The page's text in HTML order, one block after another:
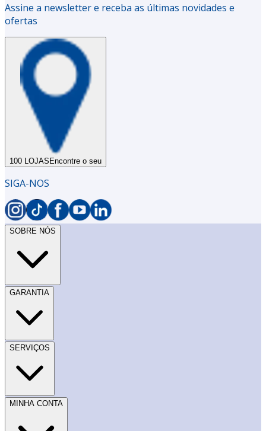
Assine a newsletter e receba as últimas novidades e
ofertas
100 LOJAS Encontre o seu
SIGA-NOS
SOBRE NÓS
GARANTIA
SERVIÇOS
MINHA CONTA